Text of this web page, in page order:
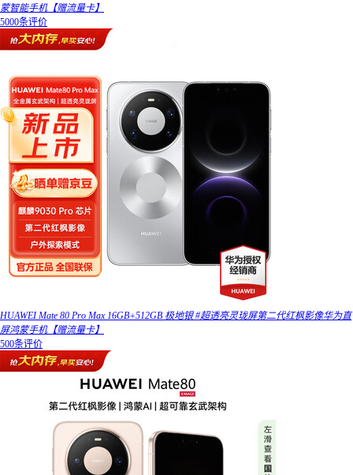
蒙智能手机【赠流量卡】
5000条评价
HUAWEI Mate 80 Pro Max 16GB+512GB 极地银 #超透亮灵珑屏第二代红枫影像华为直
屏鸿蒙手机【赠流量卡】
500条评价